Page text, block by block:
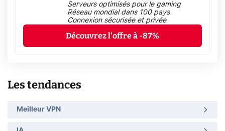
Serveurs optimisés pour le gaming
Réseau mondial dans 100 pays
Connexion sécurisée et privée
Découvrez l'offre à -87%
Les tendances
Meilleur VPN